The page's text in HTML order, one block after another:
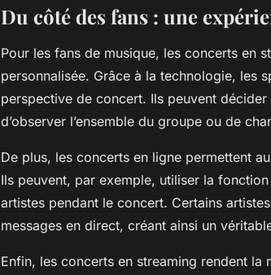
Du côté des fans : une
Pour les fans de musique, les concerts en
personnalisée. Grâce à la technologie, les
perspective de concert. Ils peuvent
d’observer l’ensemble du groupe ou de
De plus, les concerts en ligne permettent
Ils peuvent, par exemple, utiliser la
artistes pendant le concert. Certains
messages en direct, créant ainsi un
Enfin, les concerts en streaming rendent la